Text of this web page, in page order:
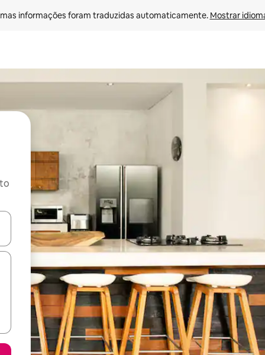
informações foram traduzidas automaticamente. Mostrar
os usando as seta para cima e para baixo do teclado ou tocando